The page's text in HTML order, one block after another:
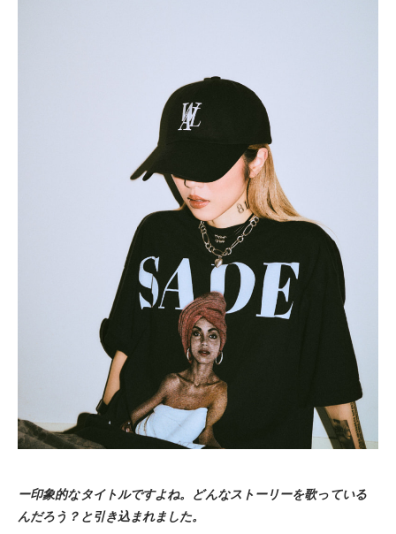
ー印象的なタイトルですよね。どんなストーリーを歌っている
んだろう？と引き込まれました。